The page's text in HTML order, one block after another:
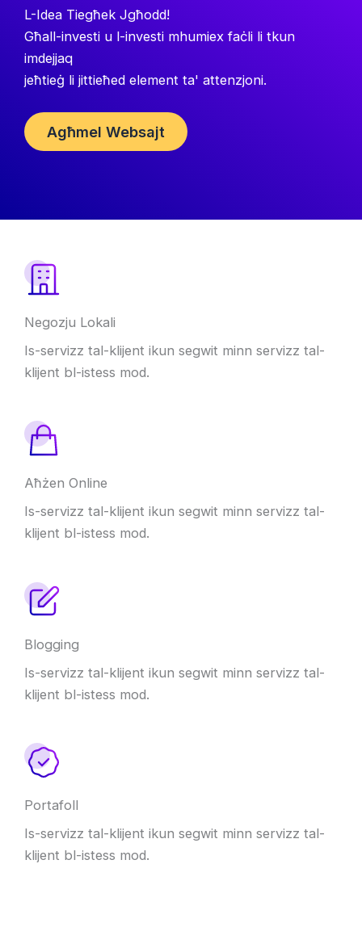
L-Idea Tiegħek Jgħodd!
Għall-investi u l-investi mhumiex faċli li tkun
imdejjaq
jeħtieġ li jittieħed element ta' attenzjoni.
Agħmel Websajt
Negozju Lokali
Is-servizz tal-klijent ikun segwit minn servizz tal-
klijent bl-istess mod.
Aħżen Online
Is-servizz tal-klijent ikun segwit minn servizz tal-
klijent bl-istess mod.
Blogging
Is-servizz tal-klijent ikun segwit minn servizz tal-
klijent bl-istess mod.
Portafoll
Is-servizz tal-klijent ikun segwit minn servizz tal-
klijent bl-istess mod.